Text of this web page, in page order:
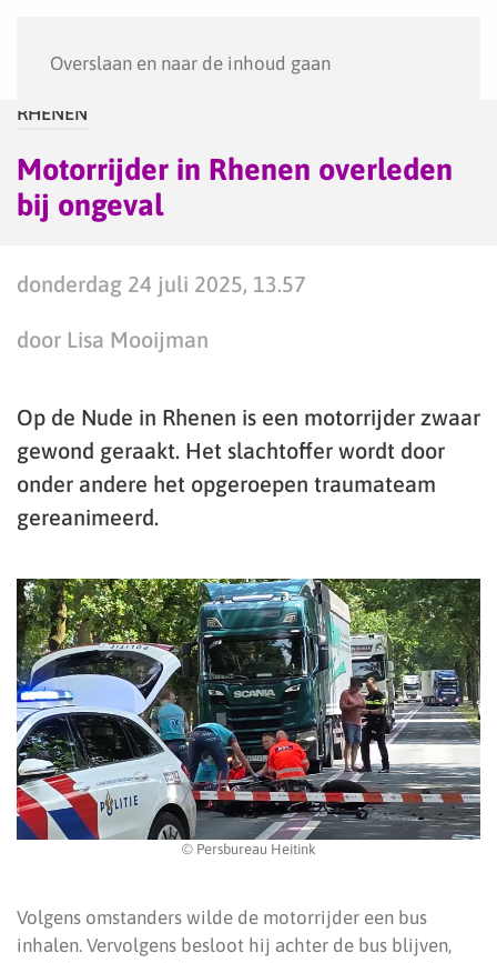
Overslaan en naar de inhoud gaan
RHENEN
Motorrijder in Rhenen overleden
bij ongeval
donderdag 24 juli 2025, 13.57
door Lisa Mooijman
Op de Nude in Rhenen is een motorrijder zwaar
gewond geraakt. Het slachtoffer wordt door
onder andere het opgeroepen traumateam
gereanimeerd.
© Persbureau Heitink
Volgens omstanders wilde de motorrijder een bus
inhalen. Vervolgens besloot hij achter de bus blijven,